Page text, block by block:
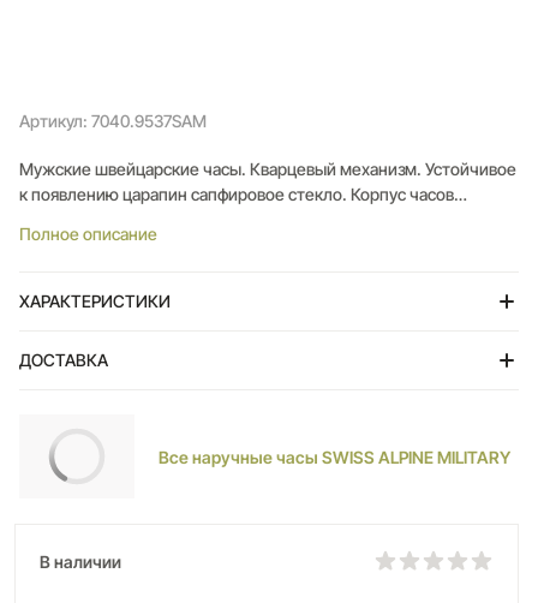
Артикул: 7040.9537SAM
Мужские швейцарские часы. Кварцевый механизм. Устойчивое
к появлению царапин сапфировое стекло. Корпус часов
Водозащита 100 WR
Полное описание
ХАРАКТЕРИСТИКИ
ДОСТАВКА
Все наручные часы SWISS ALPINE MILITARY
В наличии